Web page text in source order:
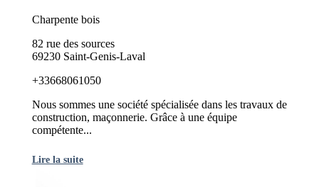
Charpente bois
82 rue des sources
69230 Saint-Genis-Laval
+33668061050
Nous sommes une société spécialisée dans les travaux de
construction, maçonnerie. Grâce à une équipe
compétente...
Lire la suite